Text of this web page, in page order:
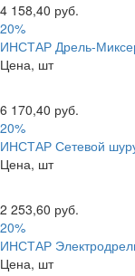
4 158,40 руб.
20%
ИНСТАР Дрель-
Цена, шт
6 170,40 руб.
20%
ИНСТАР Сетевой
Цена, шт
2 253,60 руб.
20%
ИНСТАР
Цена, шт